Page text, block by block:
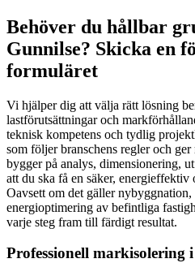
Behöver du hållbar
Gunnilse? Skicka en
formuläret
Vi hjälper dig att välja rätt lösning
lastförutsättningar och
teknisk kompetens och tydlig
som följer branschens regler och
bygger på analys, dimensionering,
att du ska få en säker,
Oavsett om det gäller
energioptimering av befintliga
varje steg fram till färdigt resultat.
Professionell markisolering